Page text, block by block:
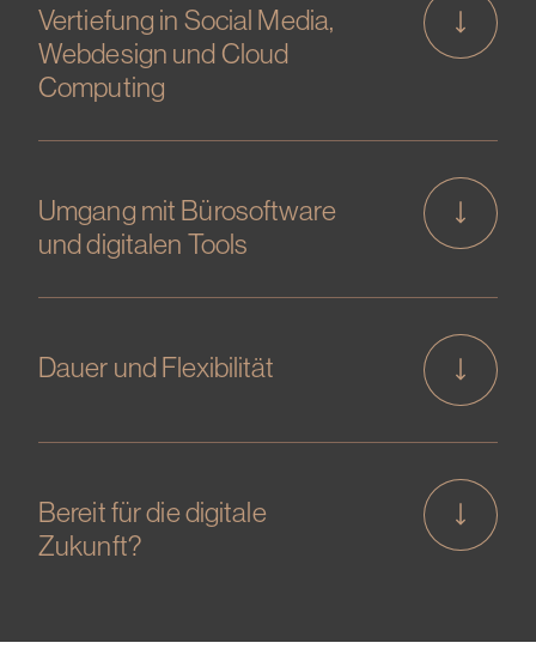
Vertiefung in Social Media,
Webdesign und Cloud
Computing
Umgang mit Bürosoftware
und digitalen Tools
Dauer und Flexibilität
Bereit für die digitale
Zukunft?